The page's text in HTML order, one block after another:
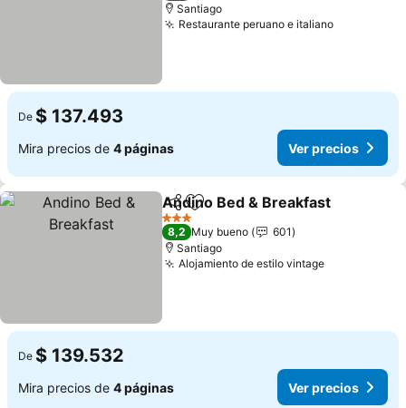
Santiago
Restaurante peruano e italiano
De $ 137.493
Mira precios de 4 páginas Ver precios
CompartirAgregar a favoritos
Andino Bed & Breakfast
3 Estrellas
8,2 Muy bueno
601
Santiago
Alojamiento de estilo vintage
De $ 139.532
Mira precios de 4 páginas Ver precios